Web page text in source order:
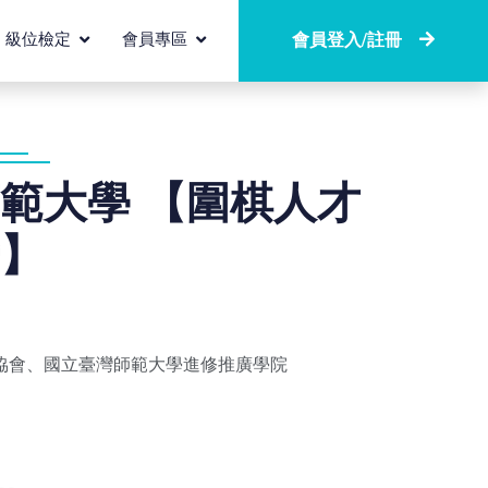
級位檢定 會員專區 會員登入/註冊
大學 【圍棋人才
、國立臺灣師範大學進修推廣學院